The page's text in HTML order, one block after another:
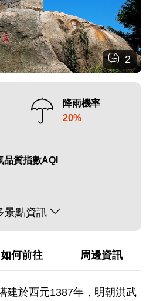
2
降雨機率
20%
品質指數AQI
景點資訊
如何前往 周邊資訊
建於西元1387年，明朝洪武